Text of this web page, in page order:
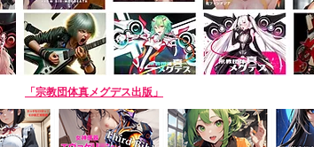
「宗教団体真メグデス出版」